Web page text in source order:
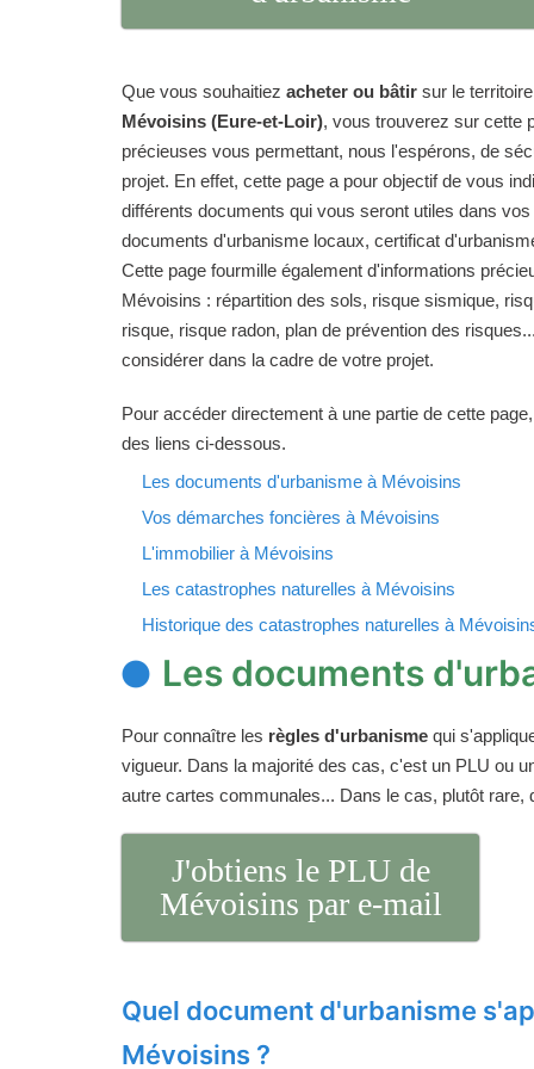
Que vous souhaitiez acheter ou bâtir sur le
Mévoisins (Eure-et-Loir), vous trouverez sur cette
précieuses vous permettant, nous l'espérons, de
projet. En effet, cette page a pour objectif de vous
différents documents qui vous seront utiles dans
documents d'urbanisme locaux, certificat
Cette page fourmille également d'informations
Mévoisins : répartition des sols, risque sismique,
risque, risque radon, plan de prévention des
considérer dans la cadre de votre projet.
Pour accéder directement à une partie de cette
des liens ci-dessous.
Les documents d'urbanisme à Mévoisins
Vos démarches foncières à Mévoisins
L'immobilier à Mévoisins
Les catastrophes naturelles à Mévoisins
Historique des catastrophes naturelles à
Les documents
Pour connaître les règles d'urbanisme qui
vigueur. Dans la majorité des cas, c'est un PLU ou
autre cartes communales... Dans le cas, plutôt
J'obtiens le PLU de
Mévoisins par e-mail
Quel document d'urbanisme
Mévoisins ?